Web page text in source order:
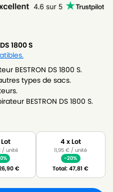
1800 S
BESTRON DS 1800 S.
types de sacs.
BESTRON DS 1800 S.
Lot
/ unité
€
4 x Lot
11,95€ / unité
-20%
Total:47,81€